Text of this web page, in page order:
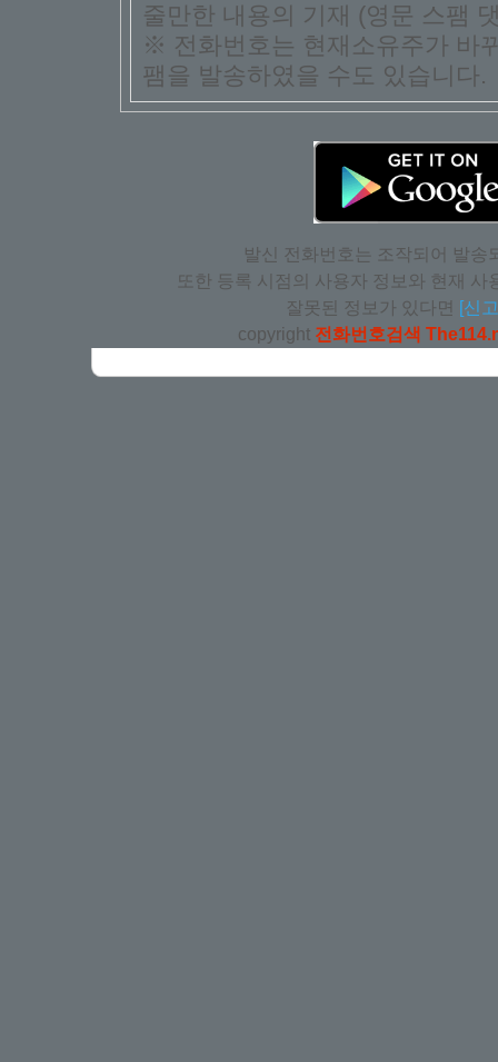
줄만한 내용의 기재 (영문 스팸
※ 전화번호는 현재소유주가 바
팸을 발송하였을 수도 있습니다.
발신 전화번호는 조작되어 발송
또한 등록 시점의 사용자 정보와 현재 사
잘못된 정보가 있다면 [신
copyright 전화번호검색